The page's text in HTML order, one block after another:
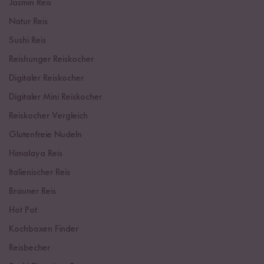
Jasmin Reis
Natur Reis
Sushi Reis
Reishunger Reiskocher
Digitaler Reiskocher
Digitaler Mini Reiskocher
Reiskocher Vergleich
Glutenfreie Nudeln
Himalaya Reis
Italienischer Reis
Brauner Reis
Hot Pot
Kochboxen Finder
Reisbecher